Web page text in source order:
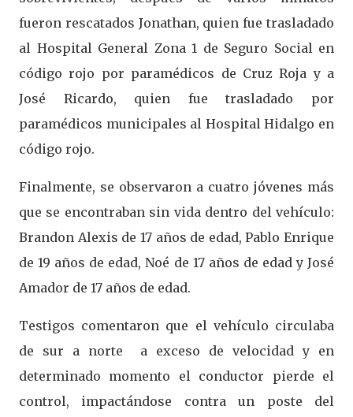
fueron rescatados Jonathan, quien fue trasladado
al Hospital General Zona 1 de Seguro Social en
código rojo por paramédicos de Cruz Roja y a
José Ricardo, quien fue trasladado por
paramédicos municipales al Hospital Hidalgo en
código rojo.
Finalmente, se observaron a cuatro jóvenes más
que se encontraban sin vida dentro del vehículo:
Brandon Alexis de 17 años de edad, Pablo Enrique
de 19 años de edad, Noé de 17 años de edad y José
Amador de 17 años de edad.
Testigos comentaron que el vehículo circulaba
de sur a norte a exceso de velocidad y en
determinado momento el conductor pierde el
control, impactándose contra un poste del